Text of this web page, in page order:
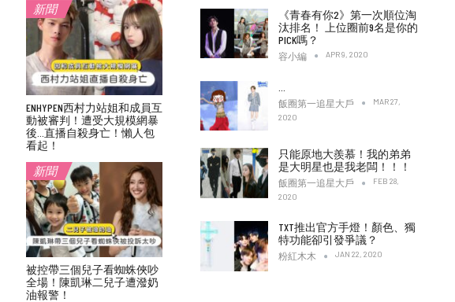
《青春有你2》第一次順位淘
汰排名！ 上位圈前9名是你的
PICK嗎？
容小編 APR 9, 2020
飯圈第一追星大戶
MAR 27,
2020
只能原地大羨慕！我的弟弟
是大明星也是我老闆！！！
飯圈第一追星大戶
FEB 28,
2020
TXT推出官方手燈！顏色、獨
特功能卻引發爭議？
粉紅木木 JAN 22, 2020
新聞
ENHYPEN西村力站姐和成員互
動被審判！遭受大規模網暴
後…直播自殺身亡！懶人包
看起！
新聞
被控帶三個兒子看蜘蛛俠吵
全場！陳凱琳二兒子遭潑奶
油報警！